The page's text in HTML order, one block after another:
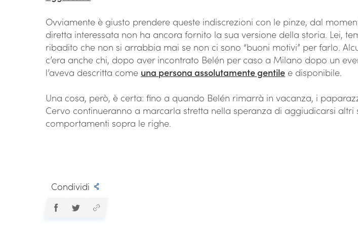
Ovviamente è giusto prendere queste indiscrezioni con le pinze, dal
diretta interessata non ha ancora fornito la sua versione della storia. Lei,
ribadito che non si arrabbia mai se non ci sono “buoni motivi” per farlo.
c’era anche chi, dopo aver incontrato Belén per caso a Milano dopo un
l’aveva descritta come una persona assolutamente gentile e disponibile.
Una cosa, però, è certa: fino a quando Belén rimarrà in vacanza, i
Cervo continueranno a marcarla stretta nella speranza di aggiudicarsi altri
comportamenti sopra le righe.
Condividi